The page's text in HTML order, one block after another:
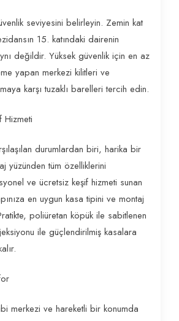
seviyesini belirleyin. Zemin kat
15. katındaki dairenin
değildir. Yüksek güvenlik için en az
yapan merkezi kilitleri ve
karşı tuzaklı barelleri tercih edin.
Hizmeti
durumlardan biri, harika bir
yüzünden tüm özelliklerini
ve ücretsiz keşif hizmeti sunan
en uygun kasa tipini ve montaj
poliüretan köpük ile sabitlenen
ile güçlendirilmiş kasalara
merkezi ve hareketli bir konumda